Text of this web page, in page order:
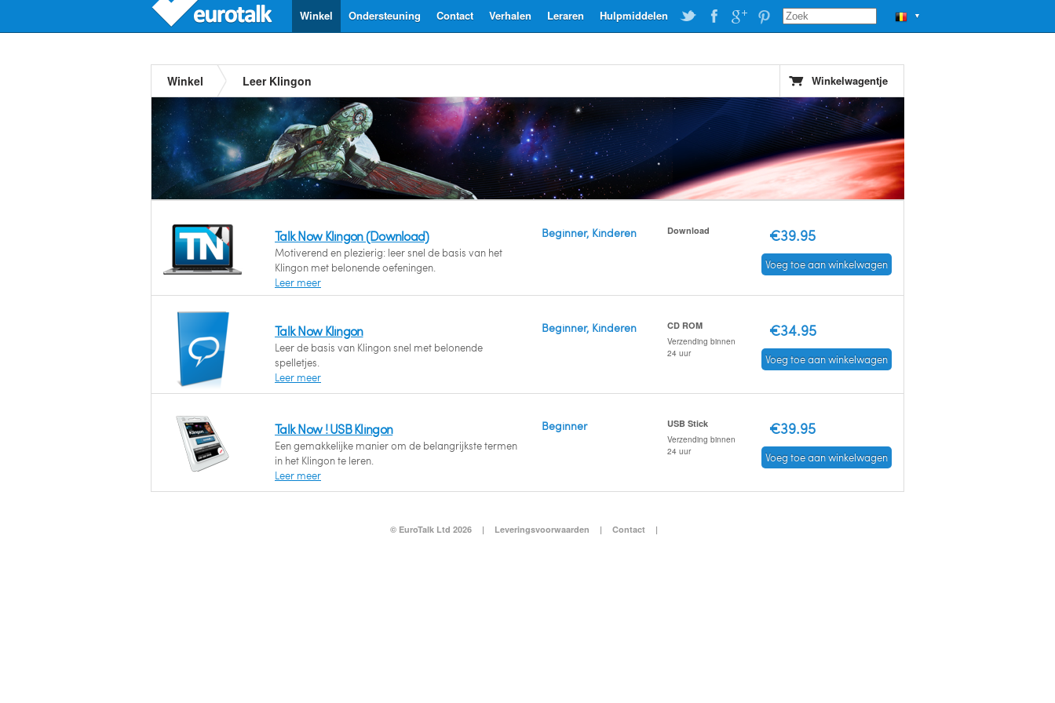
▼
Hulpmiddelen
Leraren
Verhalen
Contact
Ondersteuning
Winkel
Winkel Leer Klingon Winkelwagentje
Talk Now Klingon (Download)
Motiverend en plezierig: leer snel de basis van het
Klingon met belonende oefeningen.
Leer meer
Beginner, Kinderen Download €39.95
Voeg toe aan winkelwagen
Talk Now Klingon
Leer de basis van Klingon snel met belonende
spelletjes.
Leer meer
Beginner, Kinderen CD ROM
Verzending binnen
24 uur
€34.95
Voeg toe aan winkelwagen
Talk Now ! USB Klingon
Een gemakkelijke manier om de belangrijkste termen
in het Klingon te leren.
Leer meer
Beginner USB Stick
Verzending binnen
24 uur
€39.95
Voeg toe aan winkelwagen
© EuroTalk Ltd 2026 | Leveringsvoorwaarden | Contact |